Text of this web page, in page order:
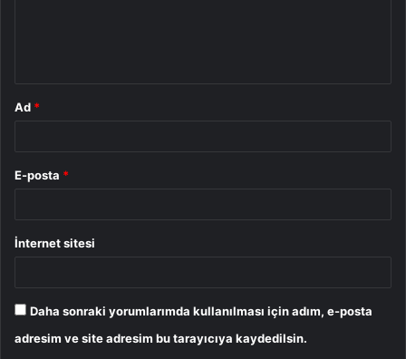
Ad *
E-posta *
İnternet sitesi
Daha sonraki yorumlarımda kullanılması için adım, e-posta
adresim ve site adresim bu tarayıcıya kaydedilsin.